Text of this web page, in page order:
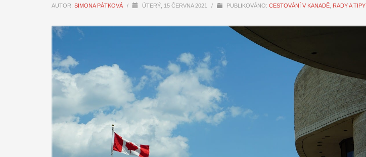
AUTOR: SIMONA PÁTKOVÁ / ÚTERÝ, 15 ČERVNA 2021 / PUBLIKOVÁNO: CESTOVÁNÍ V KANADĚ RADY A TIPY